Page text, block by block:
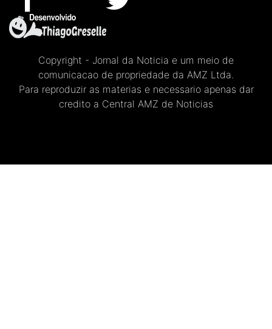
Copyright - Jornal da Noticia e um meio de
comunicacao de propriedade da AMZ Ltda.
Para reproduzir as materias e necessario apenas dar
credito a Central AMZ de Noticias